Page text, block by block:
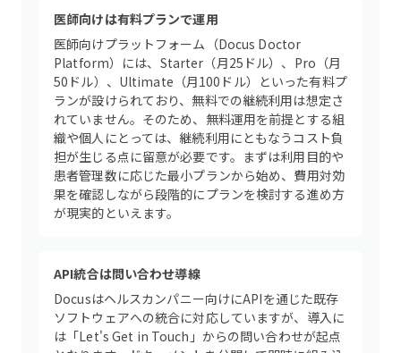
医師向けは有料プランで運用
医師向けプラットフォーム（Docus Doctor
Platform）には、Starter（月25ドル）、Pro（月
50ドル）、Ultimate（月100ドル）といった有料プ
ランが設けられており、無料での継続利用は想定さ
れていません。そのため、無料運用を前提とする組
織や個人にとっては、継続利用にともなうコスト負
担が生じる点に留意が必要です。まずは利用目的や
患者管理数に応じた最小プランから始め、費用対効
果を確認しながら段階的にプランを検討する進め方
が現実的といえます。
API統合は問い合わせ導線
Docusはヘルスカンパニー向けにAPIを通じた既存
ソフトウェアへの統合に対応していますが、導入に
は「Let's Get in Touch」からの問い合わせが起点